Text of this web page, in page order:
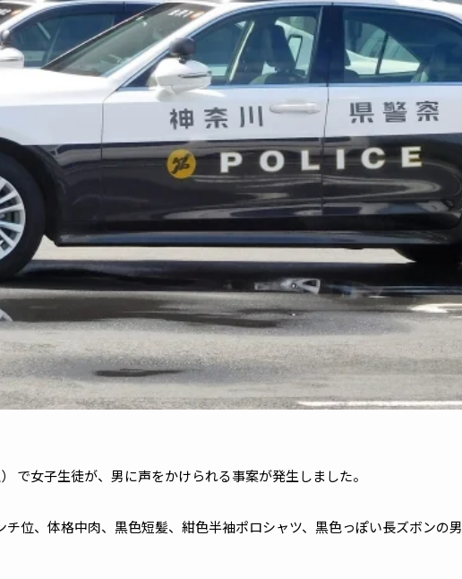
で女子生徒が、男に声をかけられる事案が発生しました。
位、体格中肉、黒色短髪、紺色半袖ポロシャツ、黒色っぽい長ズボンの男